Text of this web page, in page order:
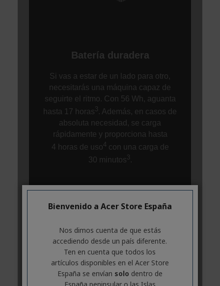
Bienvenido a Acer Store España
Nos dimos cuenta de que estás
accediendo desde un país diferente.
Ten en cuenta que todos los
artículos disponibles en el Acer Store
España se envían solo dentro de